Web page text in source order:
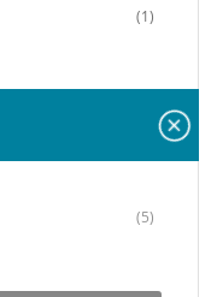
(1)
(5)